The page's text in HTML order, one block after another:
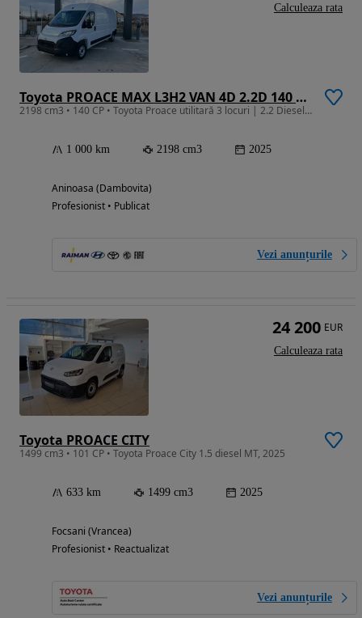
Toyota PROACE MAX L3H2 VAN 4D 2.2D 140 CP 6MT – CARGO
2198 cm3 • 140 CP • Toyota Proace utilitară 3 locuri | 2.2 Diesel | 140 CP | 13 m³ | 3.5T
1 000 km 2198 cm3 2025
Aninoasa (Dambovita)
Profesionist • Publicat
Vezi anunțurile
Calculeaza rata
Toyota PROACE CITY
1499 cm3 • 101 CP • Toyota Proace City 1.5 diesel MT, 2025
633 km 1499 cm3 2025
Focsani (Vrancea)
Profesionist • Reactualizat
Vezi anunțurile
24 200 EUR
Calculeaza rata